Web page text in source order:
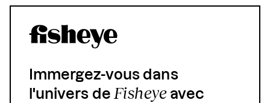
Immergez-vous dans
l'univers de Fisheyeavec